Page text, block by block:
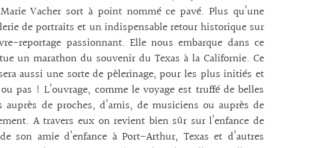
Vacher sort à point nommé ce pavé. Plus qu’une
de portraits et un indispensable retour historique sur
reportage passionnant. Elle nous embarque dans ce
un marathon du souvenir du Texas à la Californie. Ce
aussi une sorte de pèlerinage, pour les plus initiés et
pas ! L’ouvrage, comme le voyage est truffé de belles
de proches, d’amis, de musiciens ou auprès de
A travers eux on revient bien sûr sur l’enfance de
amie d’enfance à Port-Arthur, Texas et d’autres